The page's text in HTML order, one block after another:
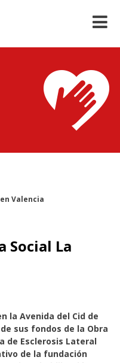
Valencia
Social La
la Avenida del Cid de
sus fondos de la Obra
de Esclerosis Lateral
de la fundación